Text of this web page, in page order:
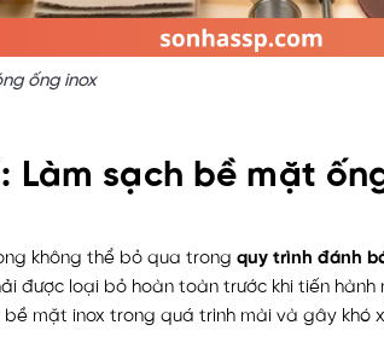
ống inox
Làm sạch bề mặt
không thể bỏ qua trong quy trình đánh
được loại bỏ hoàn toàn trước khi tiến hành
mặt inox trong quá trình mài và gây khó